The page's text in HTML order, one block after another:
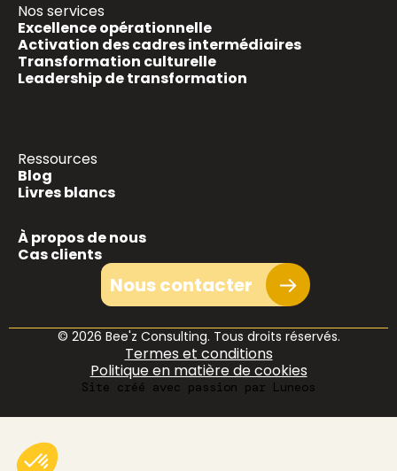
Nos services
Excellence opérationnelle
Activation des cadres intermédiaires
Transformation culturelle
Leadership de transformation
Ressources
Blog
Livres blancs
À propos de nous
Cas clients
Nous contacter
© 2026 Bee'z Consulting. Tous droits réservés.
Termes et conditions
Politique en matière de cookies
Site créé avec passion par Luneos